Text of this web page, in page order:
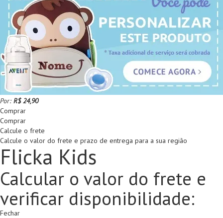
Por: R$ 24,90
Comprar
Comprar
Calcule o frete
Calcule o valor do frete e prazo de entrega para a sua região
Flicka Kids
Calcular o valor do frete e
verificar disponibilidade:
Fechar